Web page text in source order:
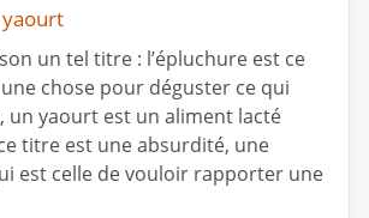
un tel titre : l’épluchure est ce
une chose pour déguster ce qui
un yaourt est un aliment lacté
titre est une absurdité, une
est celle de vouloir rapporter une